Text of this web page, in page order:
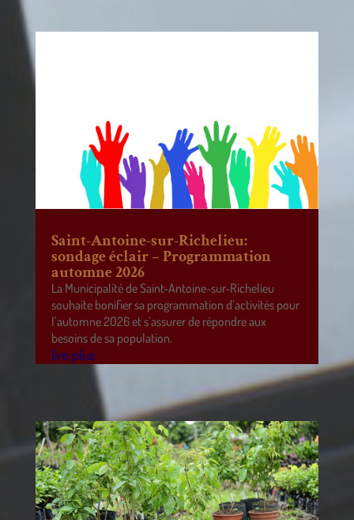
Saint-Antoine-sur-Richelieu:
sondage éclair – Programmation
automne 2026
La Municipalité de Saint-Antoine-sur-Richelieu
souhaite bonifier sa programmation d’activités pour
l’automne 2026 et s’assurer de répondre aux
besoins de sa population.
lire plus